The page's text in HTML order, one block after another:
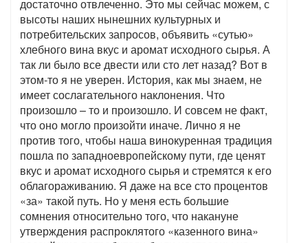
достаточно отвлеченно. Это мы сейчас можем, с
высоты наших нынешних культурных и
потребительских запросов, объявить «сутью»
хлебного вина вкус и аромат исходного сырья. А
так ли было все двести или сто лет назад? Вот в
этом-то я не уверен. История, как мы знаем, не
имеет сослагательного наклонения. Что
произошло – то и произошло. И совсем не факт,
что оно могло произойти иначе. Лично я не
против того, чтобы наша винокуренная традиция
пошла по западноевропейскому пути, где ценят
вкус и аромат исходного сырья и стремятся к его
облагораживанию. Я даже на все сто процентов
«за» такой путь. Но у меня есть большие
сомнения относительно того, что накануне
утверждения распроклятого «казенного вина»